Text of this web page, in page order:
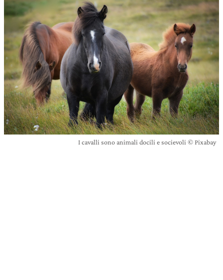
I cavalli sono animali docili e socievoli © Pixabay